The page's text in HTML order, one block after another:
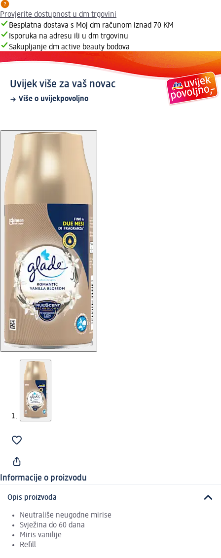
Provjerite dostupnost u dm trgovini
Besplatna dostava s Moj dm računom iznad 70 KM
Isporuka na adresu ili u dm trgovinu
Sakupljanje dm active beauty bodova
Uvijek više za vaš novac
Više o uvijekpovoljno
Informacije o proizvodu
Opis proizvoda
Neutrališe neugodne mirise
Svježina do 60 dana
Miris vanilije
Refill